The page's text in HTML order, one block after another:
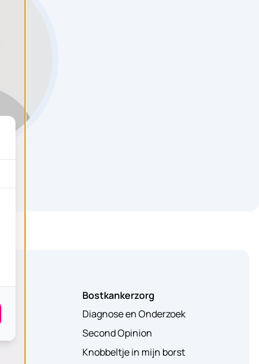
Bostkankerzorg
Diagnose en Onderzoek
Second Opinion
Knobbeltje in mijn borst